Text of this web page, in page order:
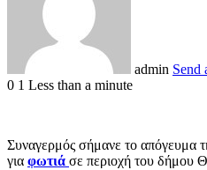
admin Send
0 1 Less than a minute
Συναγερμός σήμανε το απόγευμα
για φωτιά σε περιοχή του δήμου